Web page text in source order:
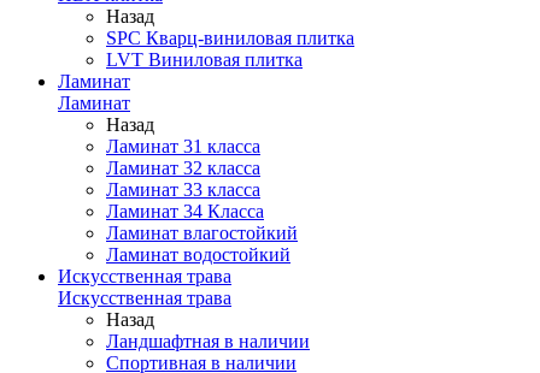
Назад
SPC Кварц-виниловая плитка
LVT Виниловая плитка
Ламинат
Ламинат
Назад
Ламинат 31 класса
Ламинат 32 класса
Ламинат 33 класса
Ламинат 34 Класса
Ламинат влагостойкий
Ламинат водостойкий
Искусственная трава
Искусственная трава
Назад
Ландшафтная в наличии
Спортивная в наличии